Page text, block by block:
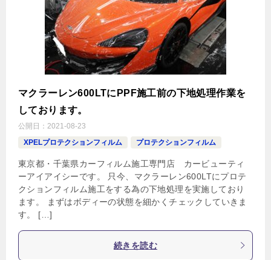
マクラーレン600LTにPPF施工前の下地処理作業を
しております。
公開日： 2021-08-23
XPELプロテクションフィルム
プロテクションフィルム
東京都・千葉県カーフィルム施工専門店 カービューティ
ーアイアイシーです。 只今、マクラーレン600LTにプロテ
クションフィルム施工をする為の下地処理を実施しており
ます。 まずはボディーの状態を細かくチェックしていきま
す。 […]
続きを読む